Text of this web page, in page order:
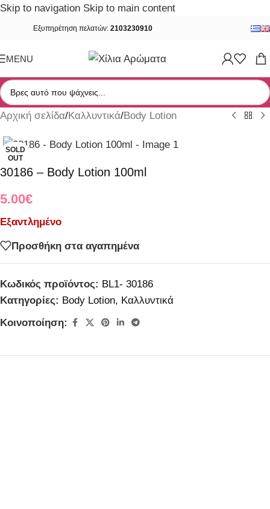
Skip to navigation Skip to main content
Εξυπηρέτηση πελατών: 2103230910
MENU
Αρχική σελίδα/Καλλυντικά/Body Lotion
SOLD
OUT
30186 – Body Lotion 100ml
5.00€
Εξαντλημένο
Προσθήκη στα αγαπημένα
Κωδικός προϊόντος: BL1- 30186
Κατηγορίες: Body Lotion, Καλλυντικά
Κοινοποίηση: